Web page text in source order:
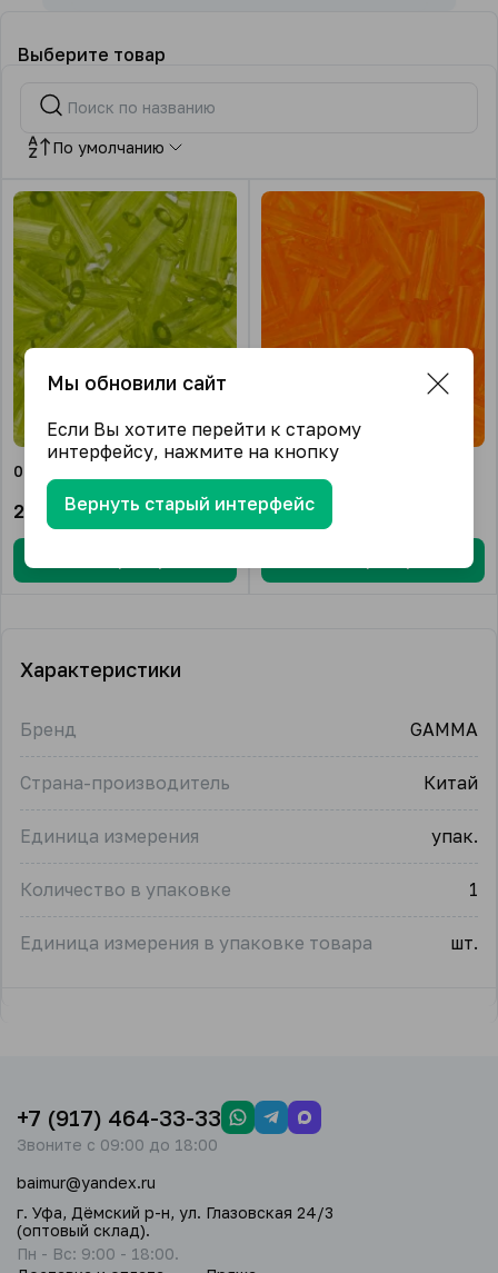
Выберите товар
По умолчанию
0004
294.21₽/упак. 294.21
Характеристики
Бренд GAMMA
Страна-производитель Китай
Единица измерения упак.
Количество в упаковке 1
Единица измерения в упаковке товара шт.
+7 (917) 464-33-33
Звоните с 09:00 до 18:00
baimur@yandex.ru
г. Уфа, Дёмский р-н, ул. Глазовская 24/3
(оптовый склад).
Пн - Вс: 9:00 - 18:00.
Мы обновили сайт
Если Вы хотите перейти к старому
интерфейсу, нажмите на кнопку
Вернуть старый интерфейс